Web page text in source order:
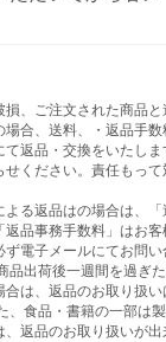
損、ご注文された商品と
場合、送料、・返品手数
て返品・交換をいたしま
せください。責任もって
る返品はの場合は、「
返品事務手数料」はお
電子メールにてお問い
品出荷後一週間を過ぎ
合は、返品のお取り扱い
、食品・書籍の一部は
、返品のお取り扱いが出